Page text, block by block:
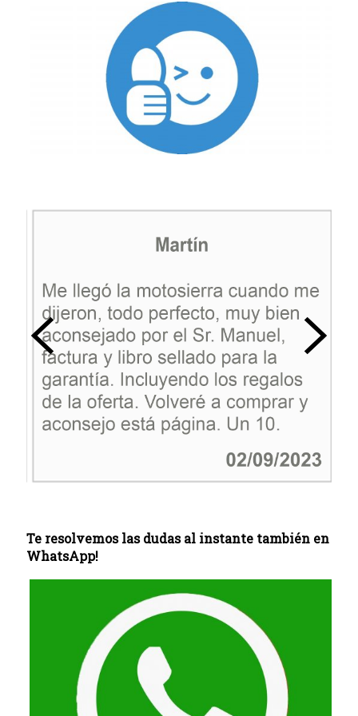
Te resolvemos las dudas al instante también en
WhatsApp!